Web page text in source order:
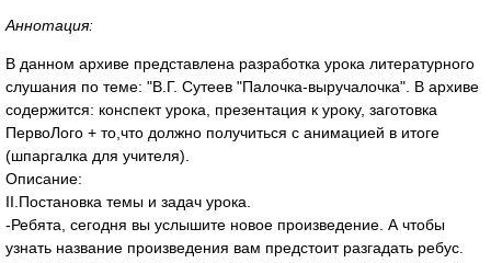
Аннотация:
В данном архиве представлена разработка урока литературного
слушания по теме: "В.Г. Сутеев "Палочка-выручалочка". В архиве
содержится: конспект урока, презентация к уроку, заготовка
ПервоЛого + то,что должно получиться с анимацией в итоге
(шпаргалка для учителя).
Описание:
II.Постановка темы и задач урока.
-Ребята, сегодня вы услышите новое произведение. А чтобы
узнать название произведения вам предстоит разгадать ребус.